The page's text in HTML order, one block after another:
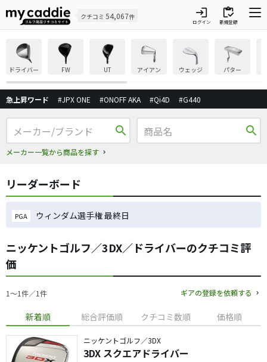
クチコミ 54,067件 login
ログイン
inventory
新規登録
ドライバー FW UT アイアン ウェッジ パター
急上昇ワード #JPX ONE #ONOFF AKA #Qi4D #G440
search
メーカー一覧から商品を探す
search
リーダーボード
PGA ウィンダム選手権 最終日
ニッケントゴルフ／3DX／ドライバーのクチコミ評
価
1〜1件／1件 ギアの登録を依頼する
新着順 総合評価順 クチコミ数順 価格順
ニッケントゴルフ／3DX
3DX スクエアドライバー